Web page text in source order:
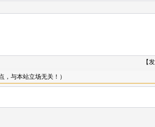
【
，与本站立场无关！）